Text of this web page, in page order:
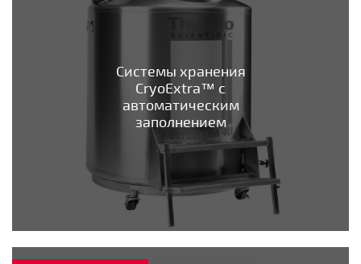
Системы хранения
CryoExtra™ с
автоматическим
заполнением